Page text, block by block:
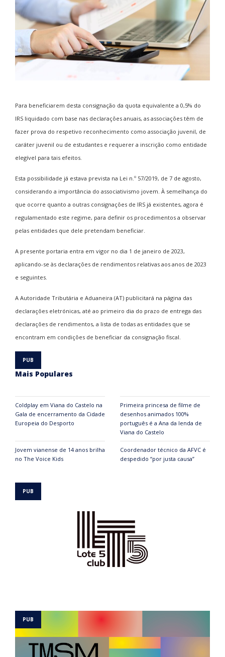
Para beneficiarem desta consignação da quota equivalente a 0,5% do
IRS liquidado com base nas declarações anuais, as associações têm de
fazer prova do respetivo reconhecimento como associação juvenil, de
caráter juvenil ou de estudantes e requerer a inscrição como entidade
elegível para tais efeitos.
Esta possibilidade já estava prevista na Lei n.º 57/2019, de 7 de agosto,
considerando a importância do associativismo jovem. À semelhança do
que ocorre quanto a outras consignações de IRS já existentes, agora é
regulamentado este regime, para definir os procedimentos a observar
pelas entidades que dele pretendam beneficiar.
A presente portaria entra em vigor no dia 1 de janeiro de 2023,
aplicando-se às declarações de rendimentos relativas aos anos de 2023
e seguintes.
A Autoridade Tributária e Aduaneira (AT) publicitará na página das
declarações eletrónicas, até ao primeiro dia do prazo de entrega das
declarações de rendimentos, a lista de todas as entidades que se
encontram em condições de beneficiar da consignação fiscal.
Mais Populares
Coldplay em Viana do Castelo na
Gala de encerramento da Cidade
Europeia do Desporto
Primeira princesa de filme de
desenhos animados 100%
português é a Ana da lenda de
Viana do Castelo
Jovem vianense de 14 anos brilha
no The Voice Kids
Coordenador técnico da AFVC é
despedido “por justa causa”